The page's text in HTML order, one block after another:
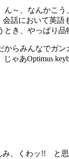
～、なんかこ
話において英
き、やっぱり品
らみんなでガ
あOptimus
み、くわッ!! と